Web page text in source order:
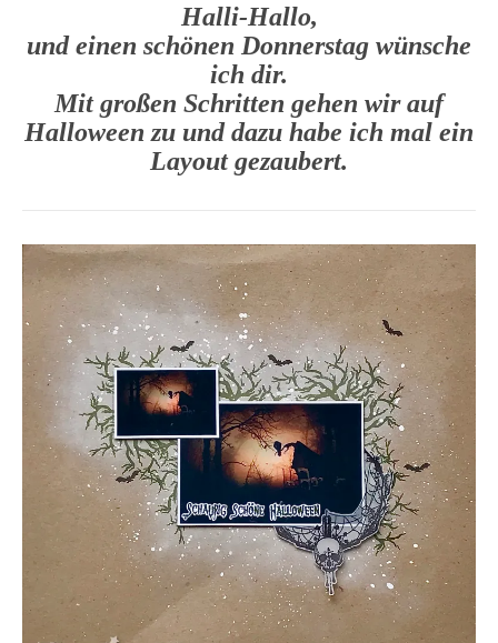
Halli-Hallo,
und einen schönen Donnerstag wünsche
ich dir.
Mit großen Schritten gehen wir auf
Halloween zu und dazu habe ich mal ein
Layout gezaubert.